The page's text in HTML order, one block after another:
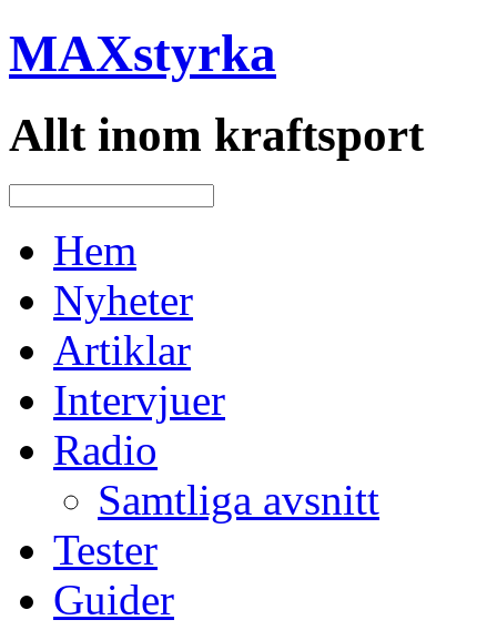
MAXstyrka
Allt inom kraftsport
Hem
Nyheter
Artiklar
Intervjuer
Radio
Samtliga avsnitt
Tester
Guider